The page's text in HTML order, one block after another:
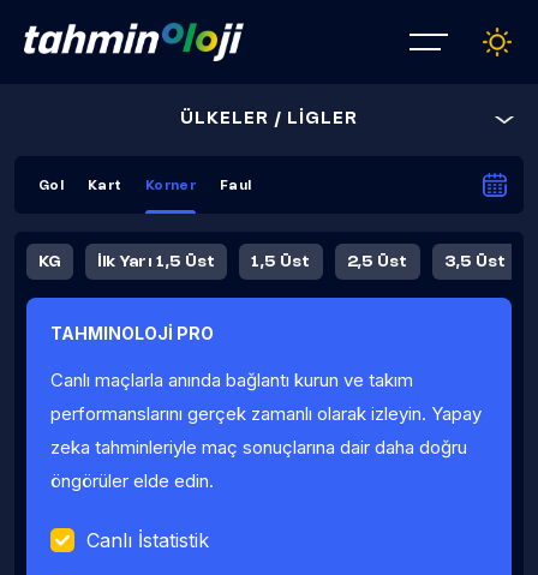
ÜLKELER / LİGLER
Gol Kart Korner Faul
KG İlk Yarı 1,5 Üst 1,5 Üst 2,5 Üst 3,5 Üst
Fauller Ortalama
TAHMINOLOJİ PRO
Canlı maçlarla anında bağlantı kurun ve takım
performanslarını gerçek zamanlı olarak izleyin. Yapay
zeka tahminleriyle maç sonuçlarına dair daha doğru
öngörüler elde edin.
Canlı İstatistik